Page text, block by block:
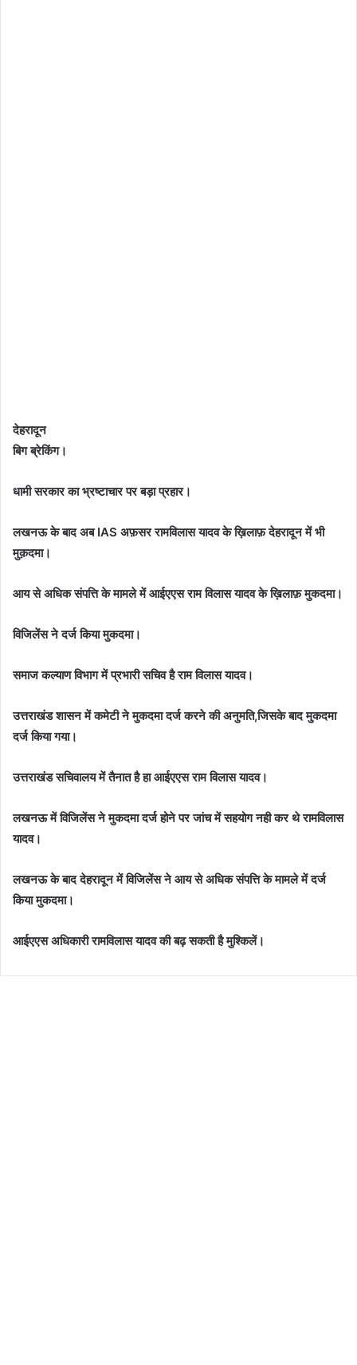
देहरादून
बिग ब्रेकिंग।
धामी सरकार का भ्रष्टाचार पर बड़ा प्रहार।
लखनऊ के बाद अब IAS अफ़सर रामविलास यादव के ख़िलाफ़ देहरादून में भी
मुक़दमा।
आय से अधिक संपत्ति के मामले में आईएएस राम विलास यादव के ख़िलाफ़ मुकदमा।
विजिलेंस ने दर्ज किया मुकदमा।
समाज कल्याण विभाग में प्रभारी सचिव है राम विलास यादव।
उत्तराखंड शासन में कमेटी ने मुकदमा दर्ज करने की अनुमति,जिसके बाद मुकदमा
दर्ज किया गया।
उत्तराखंड सचिवालय में तैनात है हा आईएएस राम विलास यादव।
लखनऊ में विजिलेंस ने मुकदमा दर्ज होने पर जांच में सहयोग नही कर थे रामविलास
यादव।
लखनऊ के बाद देहरादून में विजिलेंस ने आय से अधिक संपत्ति के मामले में दर्ज
किया मुकदमा।
आईएएस अधिकारी रामविलास यादव की बढ़ सकती है मुश्किलें।